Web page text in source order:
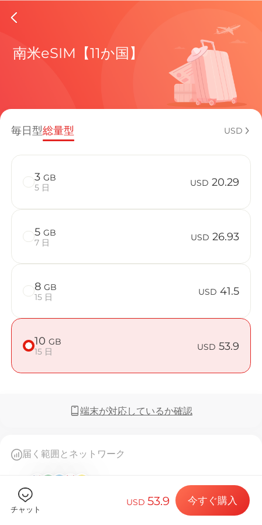
Peru
現在の目
eSIMの利
Peruで
Billion
eSIMをイン
データプラ
南米eSIM【11か国】
毎日型総量型 USD
3 GB
5 日
USD 20.29
5 GB
7 日
USD 26.93
8 GB
15 日
USD 41.5
10 GB
15 日
USD 53.9
端末が対応しているか確認
届く範囲とネットワーク
チャット
USD53.9 今すぐ購入